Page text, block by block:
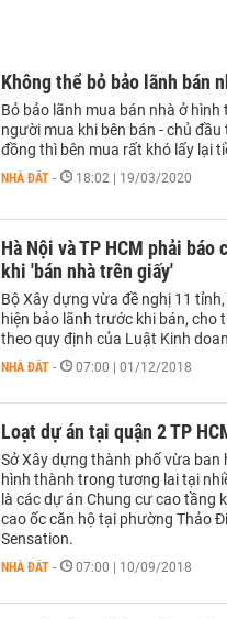
Không thể bỏ bảo lãnh bán
Bỏ bảo lãnh mua bán nhà ở
người mua khi bên bán - chủ
đồng thì bên mua rất khó lấy lại
NHÀ ĐẤT - 18:02 | 19/03/2020
Hà Nội và TP HCM phải
khi 'bán nhà trên giấy'
Bộ Xây dựng vừa đề nghị 11
hiện bảo lãnh trước khi bán,
theo quy định của Luật Kinh
NHÀ ĐẤT - 07:00 | 01/12/2018
Loạt dự án tại quận 2 TP
Sở Xây dựng thành phố vừa ban
hình thành trong tương lai tại
là các dự án Chung cư cao tầng
cao ốc căn hộ tại phường Thảo
Sensation.
NHÀ ĐẤT - 07:00 | 10/09/2018